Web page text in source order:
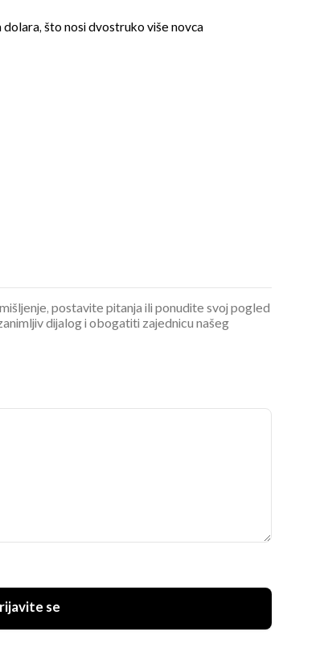
što nosi dvostruko više novca
postavite pitanja ili ponudite svoj pogled
dijalog i obogatiti zajednicu našeg
se
OMOGUĆI OBAVIJESTI